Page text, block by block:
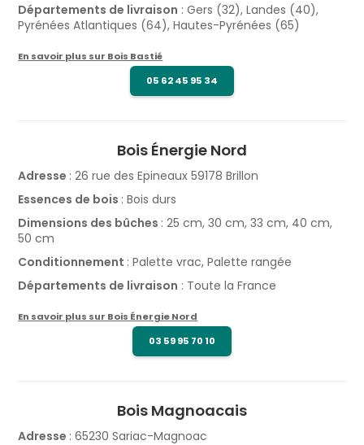
Départements de livraison : Gers (32), Landes (40),
Pyrénées Atlantiques (64), Hautes-Pyrénées (65)
En savoir plus sur Bois Bastié
05 62 45 95 34
Bois Énergie Nord
Adresse : 26 rue des Epineaux 59178 Brillon
Essences de bois : Bois durs
Dimensions des bûches : 25 cm, 30 cm, 33 cm, 40 cm,
50 cm
Conditionnement : Palette vrac, Palette rangée
Départements de livraison : Toute la France
En savoir plus sur Bois Énergie Nord
03 59 95 70 10
Bois Magnoacais
Adresse : 65230 Sariac-Magnoac